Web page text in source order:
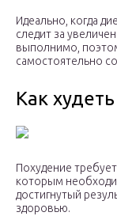
Идеально, когда
следит за
выполнимо,
самостоятельно
Как
Похудение
которым
достигнутый
здоровью.